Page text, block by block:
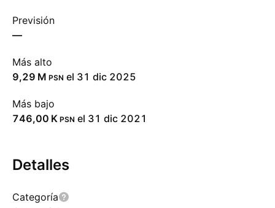
Previsión
—
Más alto
‪9,29 M‬ PSN el 31 dic 2025
Más bajo
‪746,00 K‬ PSN el 31 dic 2021
Detalles
Categoría